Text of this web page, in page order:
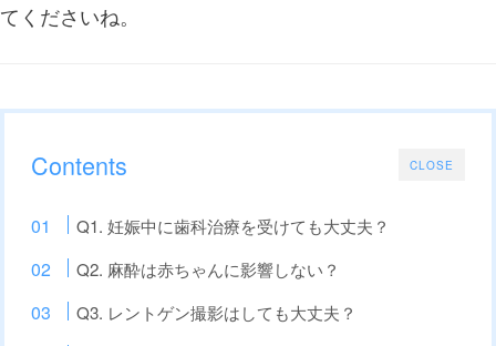
てくださいね。
CLOSE
Contents
Q1. 妊娠中に歯科治療を受けても大丈夫？
Q2. 麻酔は赤ちゃんに影響しない？
Q3. レントゲン撮影はしても大丈夫？